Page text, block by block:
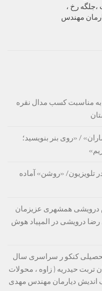
،جلگه رخ ،
مهندس
به مناسبت کسب مدال نقره
/ «روی بنر بنویسید؛
پاکدل پس از ۳۳ سال در تلویزیون/ «روشن» آماده
درویشی همشهری عزیزمان
درویشی در المپیاد هوش
کنکو ر سراسری سال
تربت حیدریه ( زاوه ، محولات
اندیش دیارمان مهندس مهدی